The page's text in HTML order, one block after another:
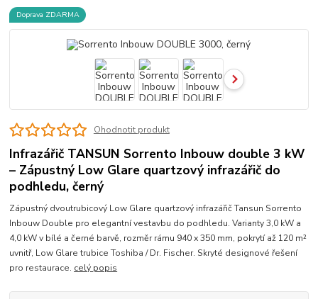
Doprava ZDARMA
Ohodnotit produkt
Infrazářič TANSUN Sorrento Inbouw double 3 kW
– Zápustný Low Glare quartzový infrazářič do
podhledu, černý
Zápustný dvoutrubicový Low Glare quartzový infrazářič Tansun Sorrento
Inbouw Double pro elegantní vestavbu do podhledu. Varianty 3,0 kW a
4,0 kW v bílé a černé barvě, rozměr rámu 940 x 350 mm, pokrytí až 120 m²
uvnitř, Low Glare trubice Toshiba / Dr. Fischer. Skryté designové řešení
pro restaurace. celý popis